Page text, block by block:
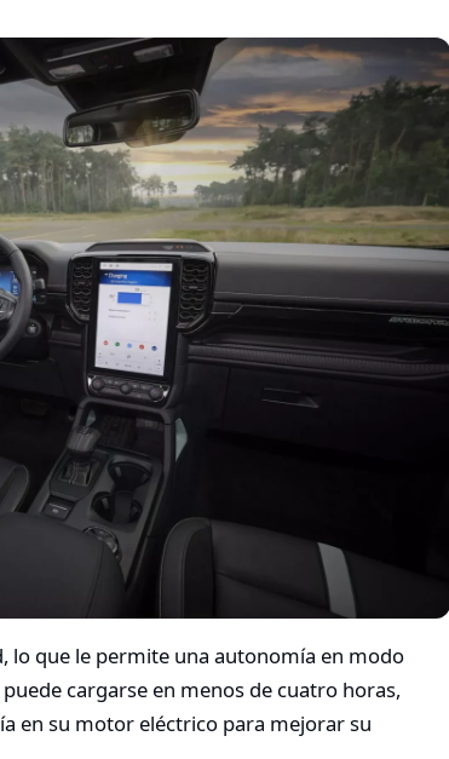
lo que le permite una autonomía en modo
cargarse en menos de cuatro horas,
en su motor eléctrico para mejorar su